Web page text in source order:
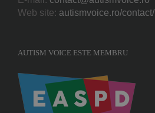
Web site: autismvoice.ro/contact/
AUTISM VOICE ESTE MEMBRU